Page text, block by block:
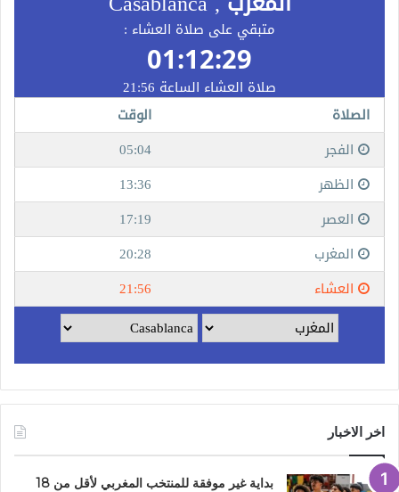
اخر الاخبار
بداية غير موفقة للمنتخب المغربي لأقل من 18